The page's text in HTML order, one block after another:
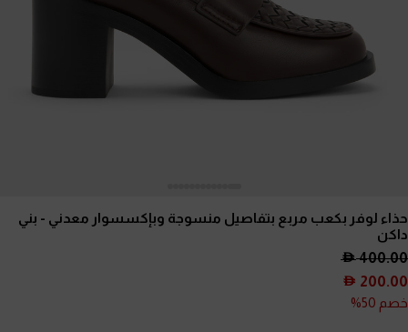
حذاء لوفر بكعب مربع بتفاصيل منسوجة وبإكسسوار معدني - بني
داكن
400.00
200.00
خصم 50%